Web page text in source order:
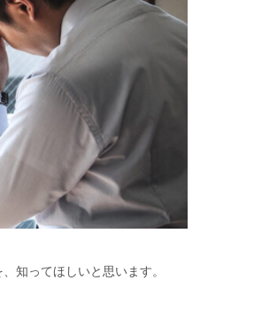
、知ってほしいと思います。